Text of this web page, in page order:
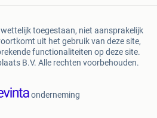
toegestaan, niet aansprakelijk
uit het gebruik van deze site,
functionaliteiten op deze site.
B.V. Alle rechten voorbehouden.
onderneming